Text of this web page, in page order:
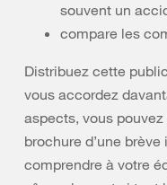
souvent un
compare les
Distribuez cette
vous accordez
aspects, vous
brochure d’une
comprendre à votre